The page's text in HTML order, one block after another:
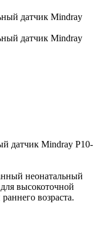
датчик Mindray P10-
неонатальный
высокоточной
возраста.